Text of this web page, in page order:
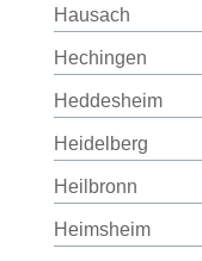
Hausach
Hechingen
Heddesheim
Heidelberg
Heilbronn
Heimsheim